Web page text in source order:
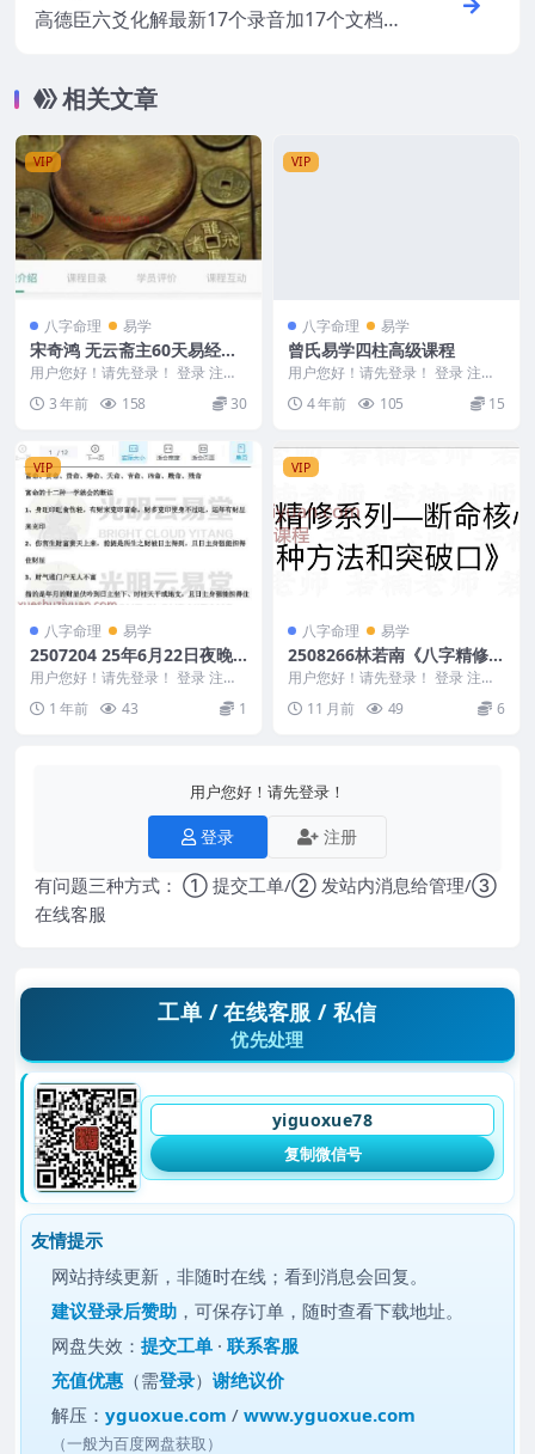
高德臣六爻化解最新17个录音加17个文档
相关文章
VIP
八字命理 易学
宋奇鸿 无云斋主60天易经传
承实战班易经实战
用户您好！请先登录！ 登录 注册
宋奇鸿无云斋主-60天易经传承实
战班教学视频3...
3 年前 158 30
VIP
八字命理 易学
曾氏易学四柱高级课程
用户您好！请先登录！ 登录 注册
编号：221820C067 曾氏易学四柱
高级课...
4 年前 105 15
VIP
八字命理 易学
2507204 25年6月22日夜晚
真传直播八字原局大运流年三
者神奇作用的九大关系，以及
八字流年大运吉凶成败速断的
用户您好！请先登录！ 登录 注册
25年6月22日夜晚真传直播八字原
局大运流年三...
1 年前 43 1
VIP
八字命理 易学
2508266林若南《八字精修系
列-断命核心抓手的多种方法
和突破口》.pptx78页.pdf 7
8页Y
用户您好！请先登录！ 登录 注册
林若南《八字精修系列-断命核心
抓手的多种方法和...
11 月前 49 6
用户您好！请先登录！
登录 注册
有问题三种方式： ① 提交工单/② 发站内消息给管理/③
在线客服
工单 / 在线客服 / 私信
优先处理
yiguoxue78
复制微信号
友情提示
网站持续更新，非随时在线；看到消息会回复。
建议登录后赞助 ，可保存订单，随时查看下载地址。
网盘失效：提交工单 ·联系客服
充值优惠 （需登录）谢绝议价
解压：yguoxue.com /www.yguoxue.com
（一般为百度网盘获取）